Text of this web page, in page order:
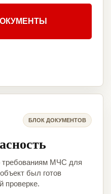
БЛОК ДОКУМЕНТОВ
требованиям МЧС для
был готов
проверке.